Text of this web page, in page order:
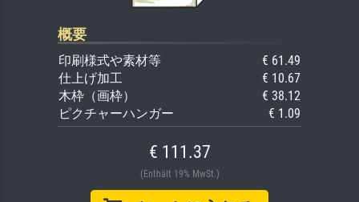
概要
印刷様式や素材等
€ 61.49
仕上げ加工
€ 10.67
木枠（画枠）
€ 38.12
ピクチャーハンガー
€ 1.09
€ 111.37
(Enthält 19% MwSt.)